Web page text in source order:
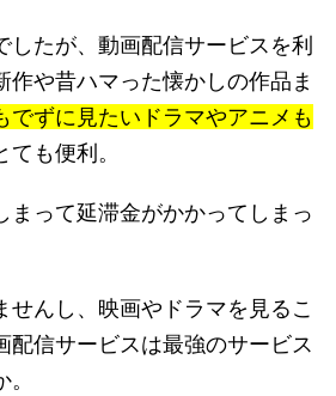
したが、動画配信サービスを利
作や昔ハマった懐かしの作品ま
でずに見たいドラマやアニメも
も便利。
まって延滞金がかかってしまっ
せんし、映画やドラマを見るこ
配信サービスは最強のサービス